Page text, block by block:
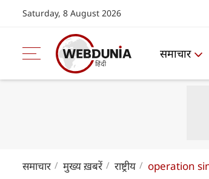
Saturday, 8 August 2026
समाचार
समाचार मुख्य ख़बरें राष्ट्रीय operation